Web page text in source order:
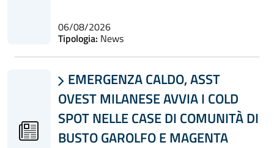
06/08/2026
Tipologia: News
 EMERGENZA CALDO, ASST
OVEST MILANESE AVVIA I COLD
SPOT NELLE CASE DI COMUNITÀ DI
BUSTO GAROLFO E MAGENTA